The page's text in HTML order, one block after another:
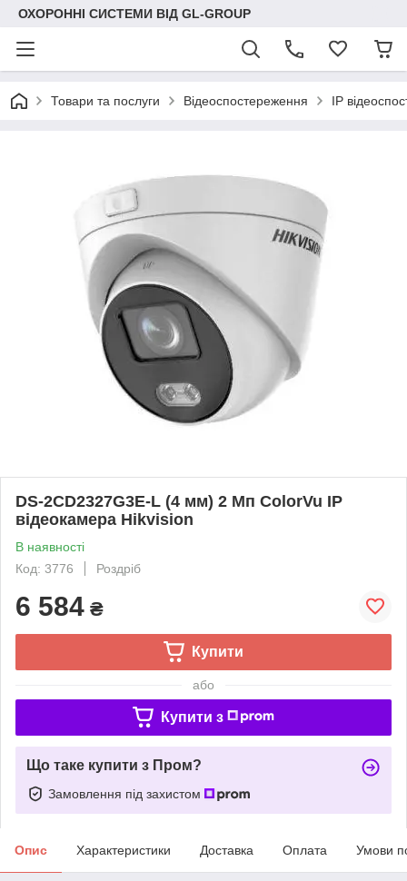
ОХОРОННІ СИСТЕМИ ВІД GL-GROUP
Товари та послуги Відеоспостереження IP
DS-2CD2327G3E-L (4 мм) 2 Мп ColorVu IP
відеокамера Hikvision
В наявності
Код: 3776
Роздріб
6 584 ₴
Купити
або
Купити з
Що таке купити з Пром?
Замовлення під захистом
Опис Характеристики Доставка Оплата Умови